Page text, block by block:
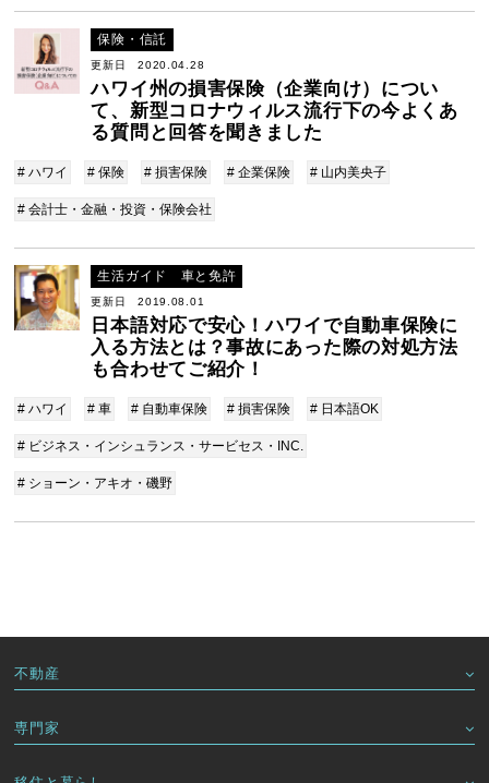
保険・信託
更新日 2020.04.28
ハワイ州の損害保険（企業向け）につい
て、新型コロナウィルス流行下の今よくあ
る質問と回答を聞きました
# ハワイ # 保険 # 損害保険 # 企業保険 # 山内美央子
# 会計士・金融・投資・保険会社
生活ガイド 車と免許
更新日 2019.08.01
日本語対応で安心！ハワイで自動車保険に
入る方法とは？事故にあった際の対処方法
も合わせてご紹介！
# ハワイ # 車 # 自動車保険 # 損害保険 # 日本語OK
# ビジネス・インシュランス・サービセス・INC.
# ショーン・アキオ・磯野
不動産
専門家